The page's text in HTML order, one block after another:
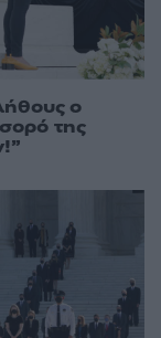
ο
της